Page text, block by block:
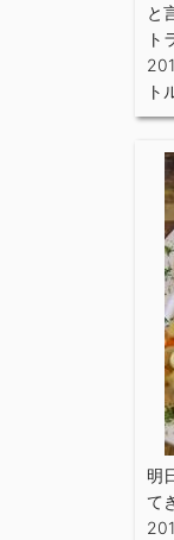
と
ト
ト
明
て